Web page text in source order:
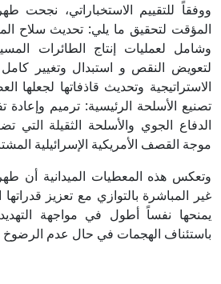
ووفقاً للتقييم الاستخباراتي، نجحت
المؤقت لتحقيق ما يلي: تحديث سلاح
وشامل لعمليات إنتاج الطائرات
لتعويض النقص و استبدال وتغيير
الاستراتيجية وتحديث قاذفاتها لجعلها
تصنيع الأسلحة الرئيسية: ترميم
الدفاع الجوي والأسلحة الثقيلة
موجة القصف الأمريكية الإسرائيلية
وتعكس هذه المعطيات الميدانية أن
غير المباشرة بالتوازي مع تعزيز
يمنحها نفساً أطول في مواجهة
باستئناف الهجمات في حال عدم الرضوخ